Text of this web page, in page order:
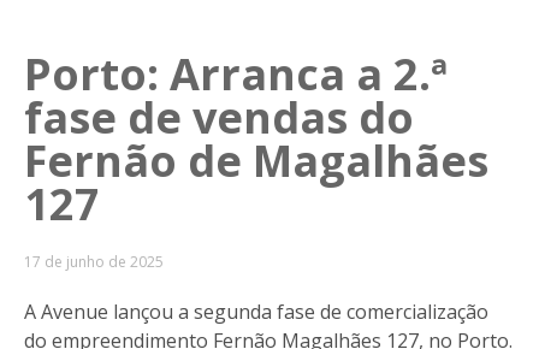
Porto: Arranca a 2.ª
fase de vendas do
Fernão de Magalhães
127
17 de junho de 2025
A Avenue lançou a segunda fase de comercialização
do empreendimento Fernão Magalhães 127, no Porto.